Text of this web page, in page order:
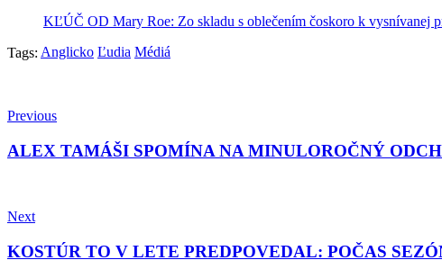
KĽÚČ OD Mary Roe: Zo skladu s oblečením čoskoro k vysnívanej
Tags: Anglicko Ľudia Médiá
Previous
ALEX TAMÁŠI SPOMÍNA NA MINULOROČNÝ
Next
KOSTÚR TO V LETE PREDPOVEDAL: POČAS